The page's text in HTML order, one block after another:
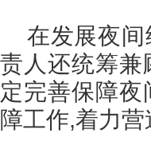
在发展夜
责人还统筹兼
定完善保障
障工作,着力